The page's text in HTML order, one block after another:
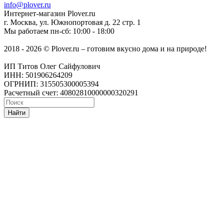
info@plover.ru
Интернет-магазин Plover.ru
г. Москва, ул. Южнопортовая д. 22 стр. 1
Мы работаем пн-сб: 10:00 - 18:00
2018 - 2026 © Plover.ru – готовим вкусно дома и на природе!
ИП Титов Олег Сайфулович
ИНН: 501906264209
ОГРНИП: 315505300005394
Расчетный счет: 40802810000000320291
Найти